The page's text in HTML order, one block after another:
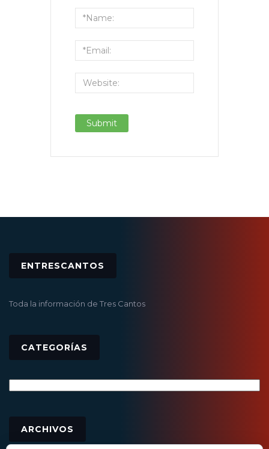
ENTRESCANTOS
Toda la información de Tres Cantos
CATEGORÍAS
ARCHIVOS